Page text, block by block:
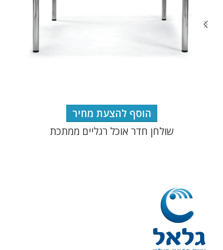
הוסף להצעת מחיר
שולחן חדר אוכל רגליים ממתכת